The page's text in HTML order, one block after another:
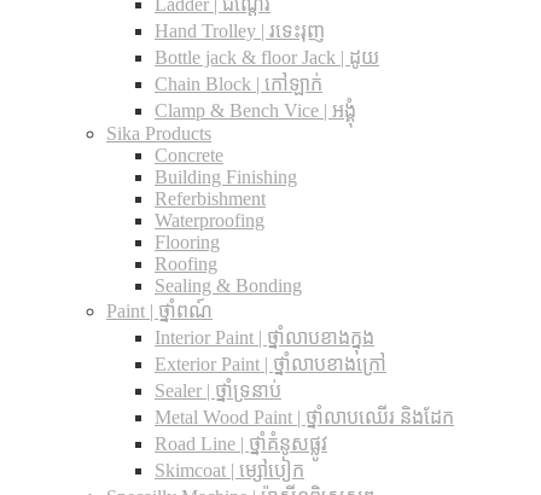
Ladder | ជណ្តើរ
Hand Trolley | រទេះរុញ
Bottle jack & floor Jack​ | ដូយ
Chain Block | កៅឡាក់
Clamp & Bench Vice | អង្គុំ
Sika Products
Concrete
Building Finishing
Referbishment
Waterproofing
Flooring
Roofing
Sealing & Bonding
Paint | ថ្នាំពណ៍
Interior Paint | ថ្នាំលាបខាងក្នុង
Exterior Paint | ថ្នាំលាបខាងក្រៅ
Sealer | ថ្នាំទ្រនាប់
Metal Wood Paint | ថ្នាំលាបឈើរ និងដែក
Road Line | ថ្នាំគំនូសផ្លូវ
Skimcoat | ម្សៅបៀក